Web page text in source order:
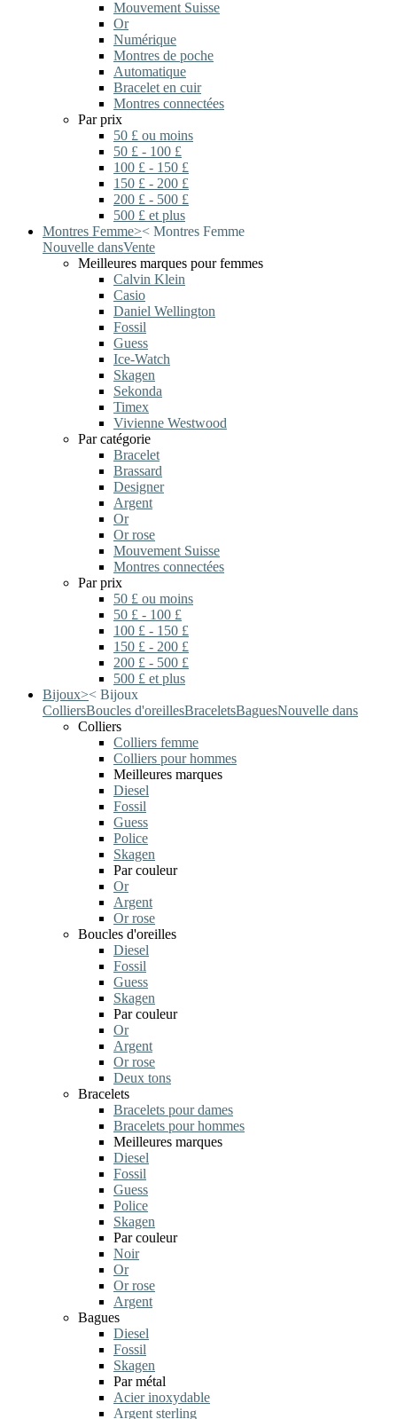
Mouvement Suisse
Or
Numérique
Montres de poche
Automatique
Bracelet en cuir
Montres connectées
Par prix
50 £ ou moins
50 £ - 100 £
100 £ - 150 £
150 £ - 200 £
200 £ - 500 £
500 £ et plus
Montres Femme>< Montres Femme
Nouvelle dansVente
Meilleures marques pour femmes
Calvin Klein
Casio
Daniel Wellington
Fossil
Guess
Ice-Watch
Skagen
Sekonda
Timex
Vivienne Westwood
Par catégorie
Bracelet
Brassard
Designer
Argent
Or
Or rose
Mouvement Suisse
Montres connectées
Par prix
50 £ ou moins
50 £ - 100 £
100 £ - 150 £
150 £ - 200 £
200 £ - 500 £
500 £ et plus
Bijoux>< Bijoux
ColliersBoucles d'oreillesBraceletsBaguesNouvelle dans
Colliers
Colliers femme
Colliers pour hommes
Meilleures marques
Diesel
Fossil
Guess
Police
Skagen
Par couleur
Or
Argent
Or rose
Boucles d'oreilles
Diesel
Fossil
Guess
Skagen
Par couleur
Or
Argent
Or rose
Deux tons
Bracelets
Bracelets pour dames
Bracelets pour hommes
Meilleures marques
Diesel
Fossil
Guess
Police
Skagen
Par couleur
Noir
Or
Or rose
Argent
Bagues
Diesel
Fossil
Skagen
Par métal
Acier inoxydable
Argent sterling